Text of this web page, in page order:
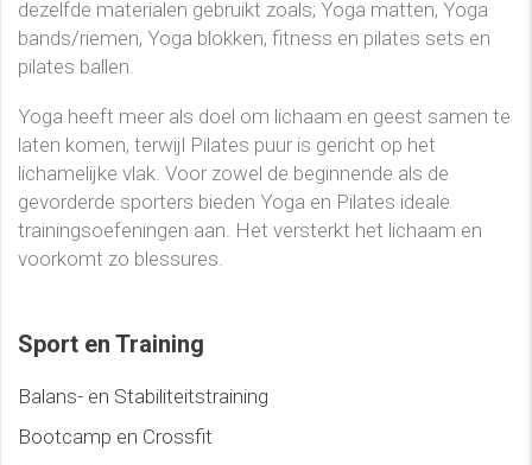
dezelfde materialen gebruikt zoals; Yoga matten, Yoga
bands/riemen, Yoga blokken, fitness en pilates sets en
pilates ballen.
Yoga heeft meer als doel om lichaam en geest samen te
laten komen, terwijl Pilates puur is gericht op het
lichamelijke vlak. Voor zowel de beginnende als de
gevorderde sporters bieden Yoga en Pilates ideale
trainingsoefeningen aan. Het versterkt het lichaam en
voorkomt zo blessures.
Sport en Training
Balans- en Stabiliteitstraining
Bootcamp en Crossfit